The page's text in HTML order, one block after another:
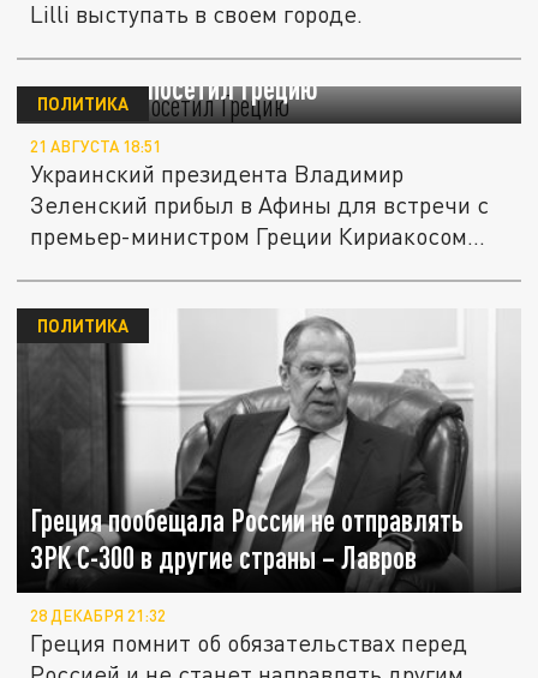
Lilli выступать в своем городе.
Зеленский посетил Грецию
ПОЛИТИКА
21 АВГУСТА 18:51
Украинский президента Владимир
Зеленский прибыл в Афины для встречи с
премьер-министром Греции Кириакосом...
Греция пообещала России не отправлять
ЗРК С-300 в другие страны – Лавров
ПОЛИТИКА
28 ДЕКАБРЯ 21:32
Греция помнит об обязательствах перед